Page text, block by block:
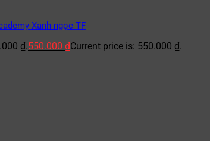
Xanh ngọc TF
₫.550.000 ₫Current price is: 550.000 ₫.